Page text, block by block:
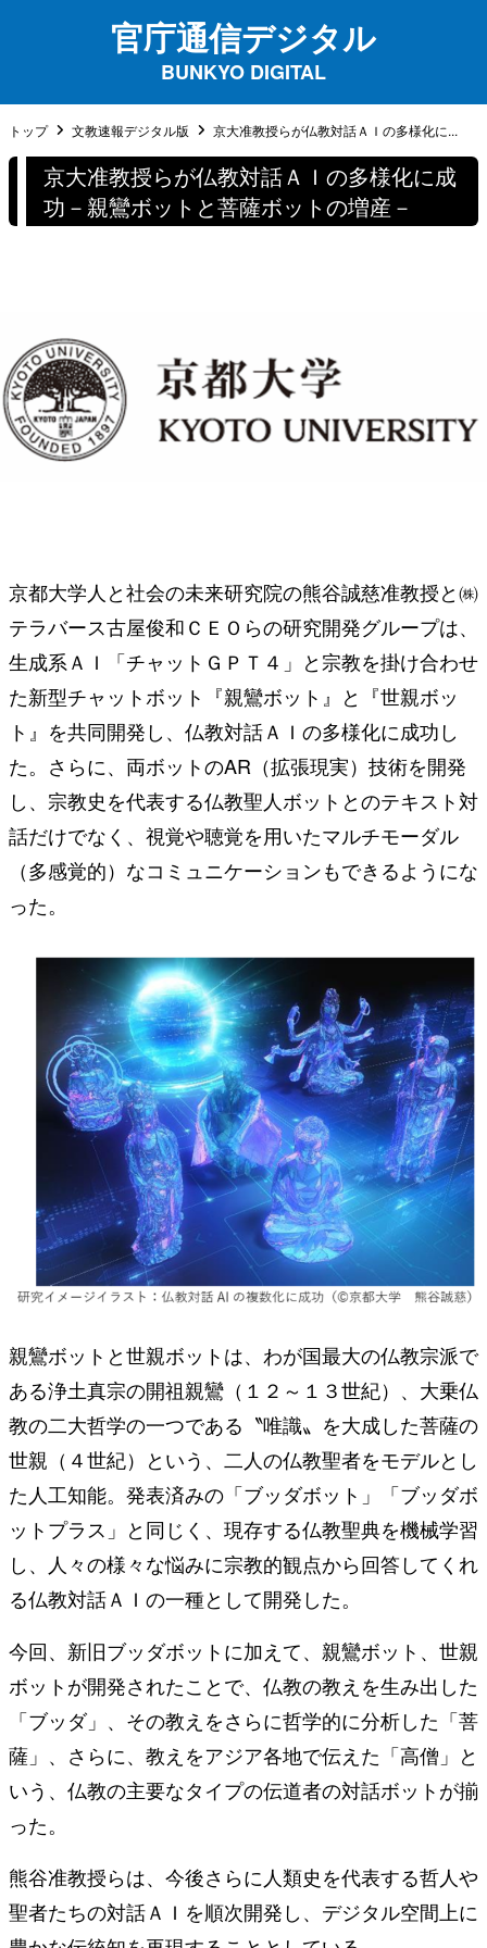
官庁通信デジタル
BUNKYO DIGITAL
トップ 文教速報デジタル版 京大准教授らが仏教対話ＡＩの多様化に...
京大准教授らが仏教対話ＡＩの多様化に成
功－親鸞ボットと菩薩ボットの増産－
京都大学人と社会の未来研究院の熊谷誠慈准教授と㈱
テラバース古屋俊和ＣＥＯらの研究開発グループは、
生成系ＡＩ「チャットＧＰＴ４」と宗教を掛け合わせ
た新型チャットボット『親鸞ボット』と『世親ボッ
ト』を共同開発し、仏教対話ＡＩの多様化に成功し
た。さらに、両ボットのAR（拡張現実）技術を開発
し、宗教史を代表する仏教聖人ボットとのテキスト対
話だけでなく、視覚や聴覚を用いたマルチモーダル
（多感覚的）なコミュニケーションもできるようにな
った。
親鸞ボットと世親ボットは、わが国最大の仏教宗派で
ある浄土真宗の開祖親鸞（１２～１３世紀）、大乗仏
教の二大哲学の一つである〝唯識〟を大成した菩薩の
世親（４世紀）という、二人の仏教聖者をモデルとし
た人工知能。発表済みの「ブッダボット」「ブッダボ
ットプラス」と同じく、現存する仏教聖典を機械学習
し、人々の様々な悩みに宗教的観点から回答してくれ
る仏教対話ＡＩの一種として開発した。
今回、新旧ブッダボットに加えて、親鸞ボット、世親
ボットが開発されたことで、仏教の教えを生み出した
「ブッダ」、その教えをさらに哲学的に分析した「菩
薩」、さらに、教えをアジア各地で伝えた「高僧」と
いう、仏教の主要なタイプの伝道者の対話ボットが揃
った。
熊谷准教授らは、今後さらに人類史を代表する哲人や
聖者たちの対話ＡＩを順次開発し、デジタル空間上に